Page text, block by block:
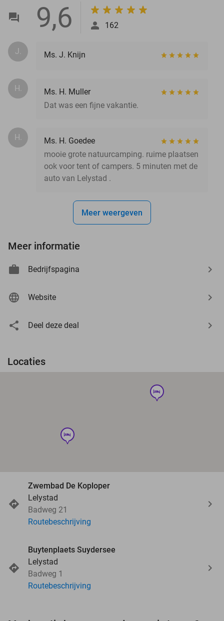
9,6 162
J. Ms. J. Knijn
H.
Ms. H. Muller
Dat was een fijne vakantie.
H.
Ms. H. Goedee
mooie grote natuurcamping. ruime plaatsen
ook voor tent of campers. 5 minuten met de
auto van Lelystad .
Meer weergeven
Meer informatie
Bedrijfspagina
Website
Deel deze deal
Locaties
hotel
hotel
Zwembad De Koploper
Lelystad
Badweg 21
Routebeschrijving
Buytenplaets Suydersee
Lelystad
Badweg 1
Routebeschrijving